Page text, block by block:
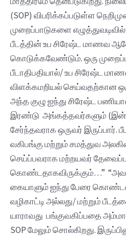
(SOP) விபரிக்கப்படுள்ள
முறைப்பாடுகளை
பீடத்தின் உப சிரேஷ்ட மாணவ
கொடுக்கவேண்டும். ஒரு
பீடாதிபதியால்/ உப சிரேஷ்ட
விளக்கமறியல் செய்வதற்கான
அந்த குழு ஐந்து சிரேஷ்ட
இரண்டு அங்கத்தவர்களும்
சேர்ந்தவராக ஒருவர் இருப்பார்.
வகிபங்கு மற்றும் சமத்துவ
செய்ப்பவராக மற்றயவர்
கொண்டதாகவிருக்கும்…”
கையாளும் ஐந்து பேரை
வழிகாட்டி அல்லது/ மற்றும்
யாராவது பங்குவகிப்பதை
SOP மேலும் சொல்கிறது.